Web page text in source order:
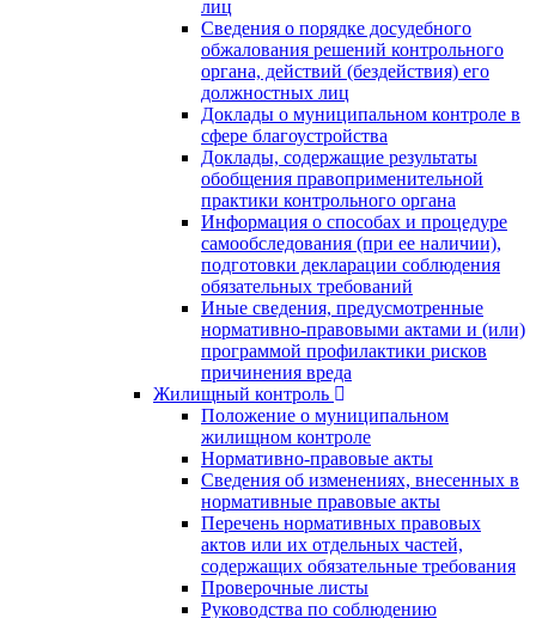
лиц
Сведения о порядке досудебного
обжалования решений контрольного
органа, действий (бездействия) его
должностных лиц
Доклады о муниципальном контроле в
сфере благоустройства
Доклады, содержащие результаты
обобщения правоприменительной
практики контрольного органа
Информация о способах и процедуре
самообследования (при ее наличии),
подготовки декларации соблюдения
обязательных требований
Иные сведения, предусмотренные
нормативно-правовыми актами и (или)
программой профилактики рисков
причинения вреда
Жилищный контроль
Положение о муниципальном
жилищном контроле
Нормативно-правовые акты
Сведения об изменениях, внесенных в
нормативные правовые акты
Перечень нормативных правовых
актов или их отдельных частей,
содержащих обязательные требования
Проверочные листы
Руководства по соблюдению